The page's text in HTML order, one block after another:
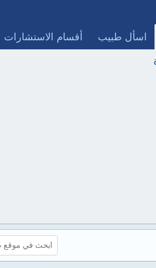
اسأل طبيب أقسام الاستشارات